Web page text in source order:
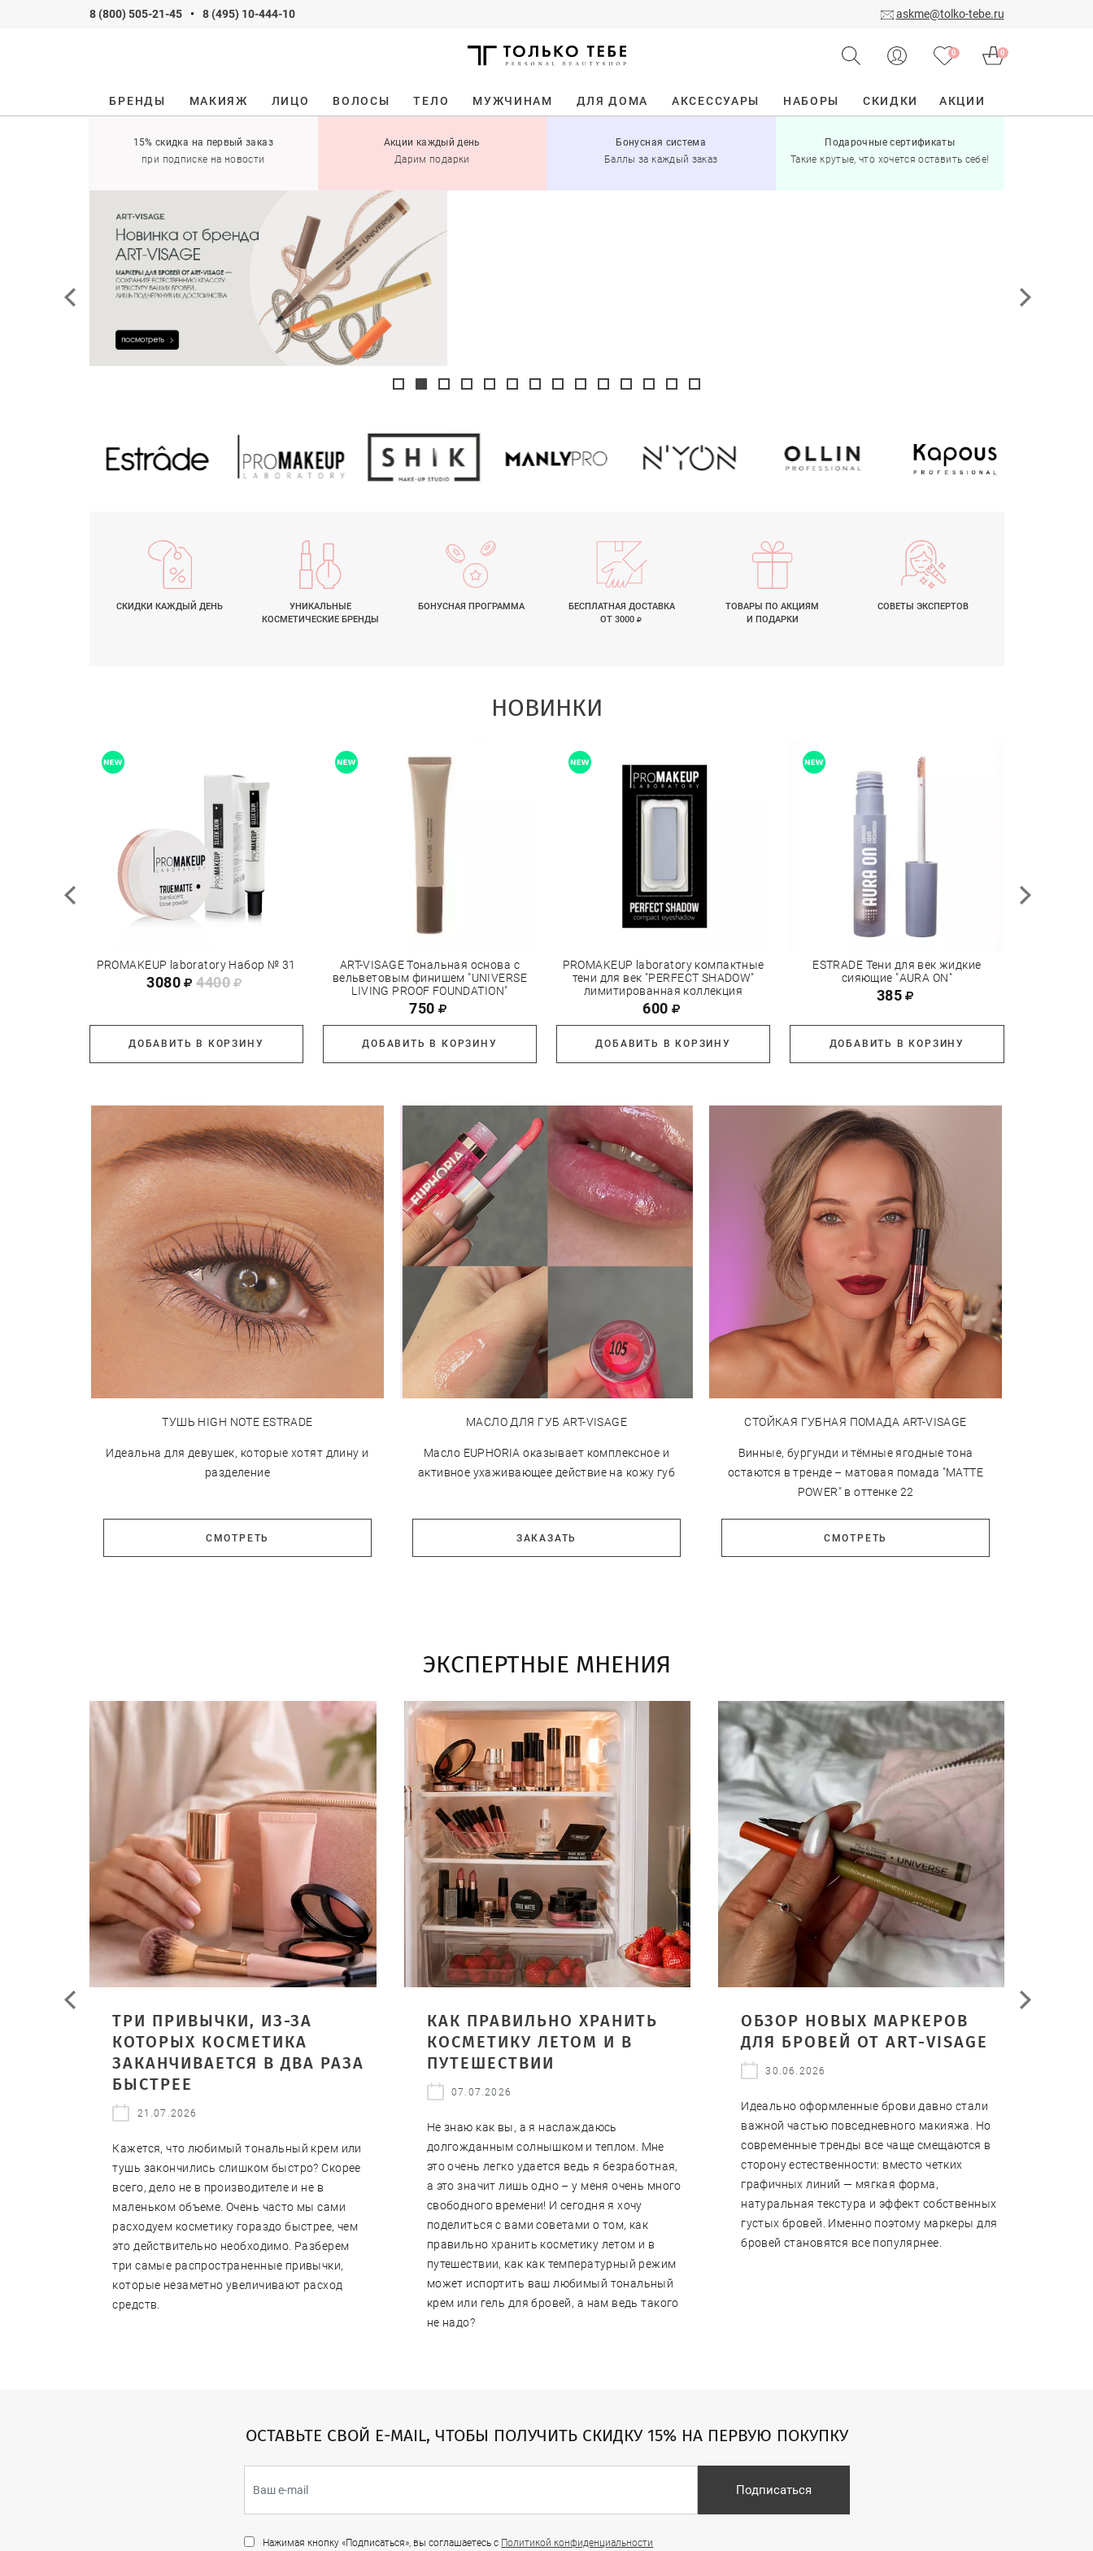
8 (800) 505-21-45 • 8 (495) 10-444-10 askme@tolko-tebe.ru
0 0
БРЕНДЫ МАКИЯЖ ЛИЦО ВОЛОСЫ ТЕЛО МУЖЧИНАМ ДЛЯ ДОМА АКСЕССУАРЫ НАБОРЫ СКИДКИ АКЦИИ
15% скидка на первый заказ
при подписке на новости
Акции каждый день
Дарим подарки
Бонусная система
Баллы за каждый заказ
Подарочные сертификаты
Такие крутые, что хочется оставить себе!
СКИДКИКАЖДЫЙ ДЕНЬ
УНИКАЛЬНЫЕ
КОСМЕТИЧЕСКИЕ БРЕНДЫ
БОНУСНАЯ ПРОГРАММА
БЕСПЛАТНАЯ ДОСТАВКА
ОТ 3000
ТОВАРЫ ПО АКЦИЯМ
И ПОДАРКИ
СОВЕТЫЭКСПЕРТОВ
НОВИНКИ
PROMAKEUP laboratory Набор № 31
3080 4400
ДОБАВИТЬ В КОРЗИНУ
ART-VISAGE Тональная основа с
вельветовым финишем "UNIVERSE
LIVING PROOF FOUNDATION"
750
ДОБАВИТЬ В КОРЗИНУ
PROMAKEUP laboratory компактные
тени для век "PERFECT SHADOW"
лимитированная коллекция
600
ДОБАВИТЬ В КОРЗИНУ
ESTRADE Тени для век жидкие
сияющие "AURA ON"
385
ДОБАВИТЬ В КОРЗИНУ
ТУШЬ HIGH NOTE ESTRADE
Идеальна для девушек, которые хотят длину и
разделение
СМОТРЕТЬ
МАСЛО ДЛЯ ГУБ ART-VISAGE
Масло EUPHORIA оказывает комплексное и
активное ухаживающее действие на кожу губ
ЗАКАЗАТЬ
СТОЙКАЯ ГУБНАЯ ПОМАДА ART-VISAGE
Винные, бургунди и тёмные ягодные тона
остаются в тренде – матовая помада "MATTE
POWER" в оттенке 22
СМОТРЕТЬ
ЭКСПЕРТНЫЕ МНЕНИЯ
ТРИ ПРИВЫЧКИ, ИЗ-ЗА
КОТОРЫХ КОСМЕТИКА
ЗАКАНЧИВАЕТСЯ В ДВА РАЗА
БЫСТРЕЕ
21.07.2026
Кажется, что любимый тональный крем или
тушь закончились слишком быстро? Скорее
всего, дело не в производителе и не в
маленьком объеме. Очень часто мы сами
расходуем косметику гораздо быстрее, чем
это действительно необходимо. Разберем
три самые распространенные привычки,
которые незаметно увеличивают расход
средств.
КАК ПРАВИЛЬНО ХРАНИТЬ
КОСМЕТИКУ ЛЕТОМ И В
ПУТЕШЕСТВИИ
07.07.2026
Не знаю как вы, а я наслаждаюсь
долгожданным солнышком и теплом. Мне
это очень легко удается ведь я безработная,
а это значит лишь одно – у меня очень много
свободного времени! И сегодня я хочу
поделиться с вами советами о том, как
правильно хранить косметику летом и в
путешествии, как как температурный режим
может испортить ваш любимый тональный
крем или гель для бровей, а нам ведь такого
не надо?
ОБЗОР НОВЫХ МАРКЕРОВ
ДЛЯ БРОВЕЙ ОТ ART-VISAGE
30.06.2026
Идеально оформленные брови давно стали
важной частью повседневного макияжа. Но
современные тренды все чаще смещаются в
сторону естественности: вместо четких
графичных линий — мягкая форма,
натуральная текстура и эффект собственных
густых бровей. Именно поэтому маркеры для
бровей становятся все популярнее.
ОСТАВЬТЕ СВОЙ E-MAIL, ЧТОБЫ ПОЛУЧИТЬ СКИДКУ 15% НА ПЕРВУЮ ПОКУПКУ
Подписаться
Нажимая кнопку «Подписаться», вы соглашаетесь с Политикой конфиденциальности